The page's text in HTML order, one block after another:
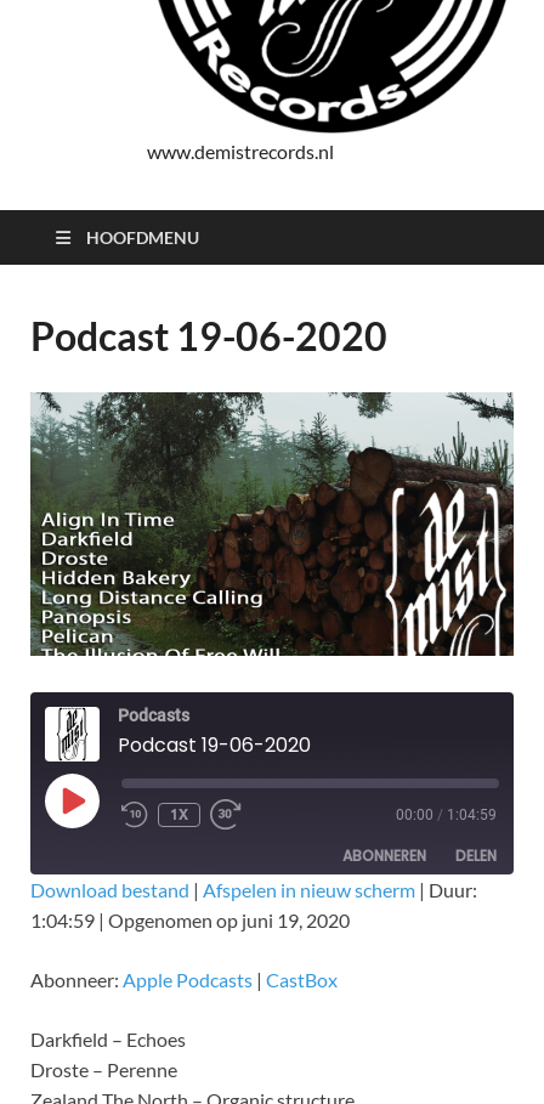
www.demistrecords.nl
HOOFDMENU
Podcast 19-06-2020
Podcasts
Podcast 19-06-2020
1X 00:00 / 1:04:59
ABONNEREN DELEN
Apple Podcasts CastBox
DELEN
LINK
Download bestand | Afspelen in nieuw scherm | Duur:
1:04:59 | Opgenomen op juni 19, 2020
Abonneer: Apple Podcasts | CastBox
Darkfield – Echoes
Droste – Perenne
Zealand The North – Organic structure